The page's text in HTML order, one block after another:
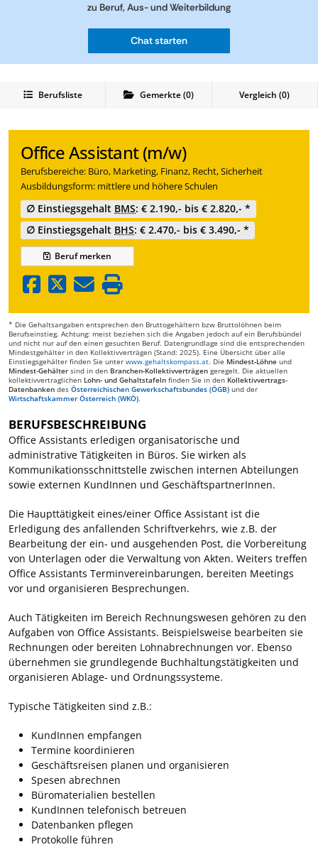
zu Beruf, Aus- und Weiterbildung
Chat starten
Berufsliste Gemerkte(0) Vergleich (0)
Office Assistant (m/w)
Berufsbereiche: Büro, Marketing, Finanz, Recht, Sicherheit
Ausbildungsform: mittlere und höhere Schulen
∅ Einstiegsgehalt BMS: € 2.190,- bis € 2.820,- *
∅ Einstiegsgehalt BHS: € 2.470,- bis € 3.490,- *
Berufmerken
* Die Gehaltsangaben entsprechen den Bruttogehältern bzw Bruttolöhnen beim
Berufseinstieg. Achtung: meist beziehen sich die Angaben jedoch auf ein Berufsbündel
und nicht nur auf den einen gesuchten Beruf. Datengrundlage sind die entsprechenden
Mindestgehälter in den Kollektivverträgen (Stand: 2025). Eine Übersicht über alle
Einstiegsgehälter finden Sie unter www.gehaltskompass.at. Die Mindest-Löhne und
Mindest-Gehälter sind in den Branchen-Kollektivverträgen geregelt. Die aktuellen
kollektivvertraglichen Lohn- und Gehaltstafeln finden Sie in den Kollektivvertrags-
Datenbanken des Österreichischen Gewerkschaftsbundes (ÖGB) und der
Wirtschaftskammer Österreich (WKÖ).
BERUFSBESCHREIBUNG
Office Assistants erledigen organisatorische und
administrative Tätigkeiten in Büros. Sie wirken als
Kommunikationsschnittstelle zwischen internen Abteilungen
sowie externen KundInnen und GeschäftspartnerInnen.
Die Haupttätigkeit eines/einer Office Assistant ist die
Erledigung des anfallenden Schriftverkehrs, wie z.B. der
Bearbeitung der ein- und ausgehenden Post, die Vorbereitung
von Unterlagen oder die Verwaltung von Akten. Weiters treffen
Office Assistants Terminvereinbarungen, bereiten Meetings
vor und organisieren Besprechungen.
Auch Tätigkeiten im Bereich Rechnungswesen gehören zu den
Aufgaben von Office Assistants. Beispielsweise bearbeiten sie
Rechnungen oder bereiten Lohnabrechnungen vor. Ebenso
übernehmen sie grundlegende Buchhaltungstätigkeiten und
organisieren Ablage- und Ordnungssysteme.
Typische Tätigkeiten sind z.B.:
KundInnen empfangen
Termine koordinieren
Geschäftsreisen planen und organisieren
Spesen abrechnen
Büromaterialien bestellen
KundInnen telefonisch betreuen
Datenbanken pflegen
Protokolle führen